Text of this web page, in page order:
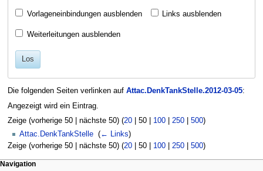
Vorlageneinbindungen ausblenden Links ausblenden
Weiterleitungen ausblenden
Los
Die folgenden Seiten verlinken auf Attac.DenkTankStelle.2012-03-05:
Angezeigt wird ein Eintrag.
Zeige (vorherige 50| nächste 50) (20| 50| 100| 250| 500)
Attac.DenkTankStelle (← Links)
Zeige (vorherige 50| nächste 50) (20| 50| 100| 250| 500)
Navigation